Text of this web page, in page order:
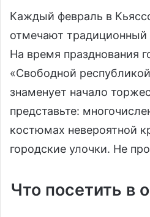
Каждый февраль в
отмечают традиционный
На время празднования
«Свободной
знаменует начало
представьте:
костюмах невероятной
городские улочки. Не
Что посетить в